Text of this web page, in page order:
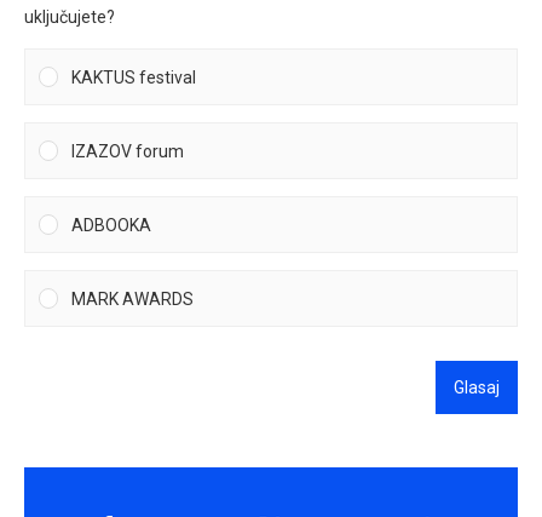
uključujete?
KAKTUS festival
IZAZOV forum
ADBOOKA
MARK AWARDS
Glasaj